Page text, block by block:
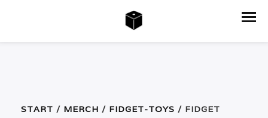
START / MERCH / FIDGET-TOYS / FIDGET